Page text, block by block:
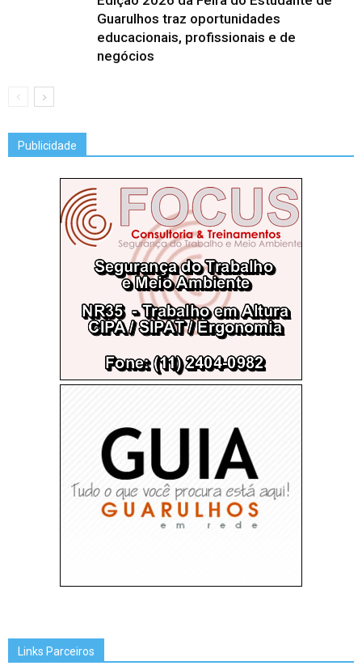
Guarulhos traz oportunidades
educacionais, profissionais e de
negócios
Publicidade
Links Parceiros